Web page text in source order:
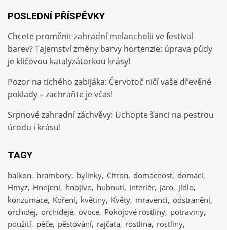
POSLEDNÍ PŘÍSPĚVKY
Chcete proměnit zahradní melancholii ve festival
barev? Tajemství změny barvy hortenzie: úprava půdy
je klíčovou katalyzátorkou krásy!
Pozor na tichého zabijáka: Červotoč ničí vaše dřevěné
poklady – zachraňte je včas!
Srpnové zahradní záchvěvy: Uchopte šanci na pestrou
úrodu i krásu!
TAGY
balkon brambory bylinky CItron domácnost domácí
Hmyz Hnojení hnojivo hubnutí Interiér jaro jídlo
konzumace Koření květiny Květy mravenci odstranění
orchidej orchideje ovoce Pokojové rostliny potraviny
použití péče pěstování rajčata rostlina rostliny